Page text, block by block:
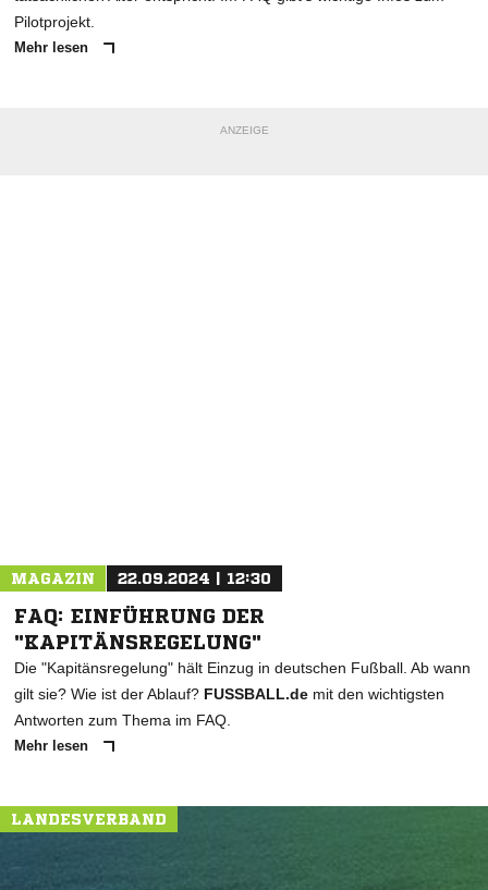
Pilotprojekt.
Mehr lesen
ANZEIGE
MAGAZIN 22.09.2024 | 12:30
FAQ: EINFÜHRUNG DER
"KAPITÄNSREGELUNG"
Die "Kapitänsregelung" hält Einzug in deutschen Fußball. Ab wann
gilt sie? Wie ist der Ablauf? FUSSBALL.de mit den wichtigsten
Antworten zum Thema im FAQ.
Mehr lesen
LANDESVERBAND